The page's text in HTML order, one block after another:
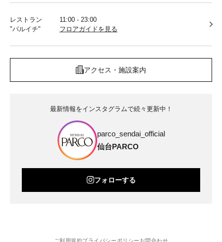
レストラン
"パルイチ"
11:00 - 23:00
フロアガイドを見る
アクセス・施設案内
最新情報をインスタグラムで続々更新中！
parco_sendai_official
仙台PARCO
フォローする
ご利用規約プライバシーポリシー お問合わせ